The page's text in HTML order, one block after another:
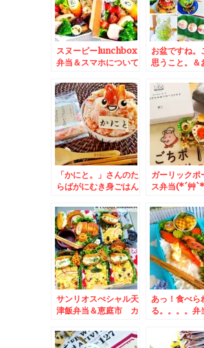
スヌーピーlunchbox
弁当＆スマホについて
くださいm(__)m
お盆ですね。
思うこと。＆
いフルーツア
「かにと。」さんのた
らばがにむき身ごはん
ガーリックポ
ス弁当(*´艸
「ごちポ」く
がめちゃめち
れで使いやす
♪
サンリオスぺシャル天
津飯弁当＆恵庭市 カ
心なごみまくる～(*
´艸`*)
あっ！食べら
る。。。。弁
「食事処 三
の「八宝菜」